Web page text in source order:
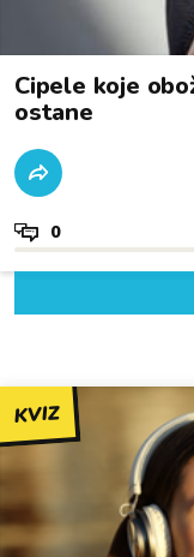
Cipele koje
ostane
0
KVIZ